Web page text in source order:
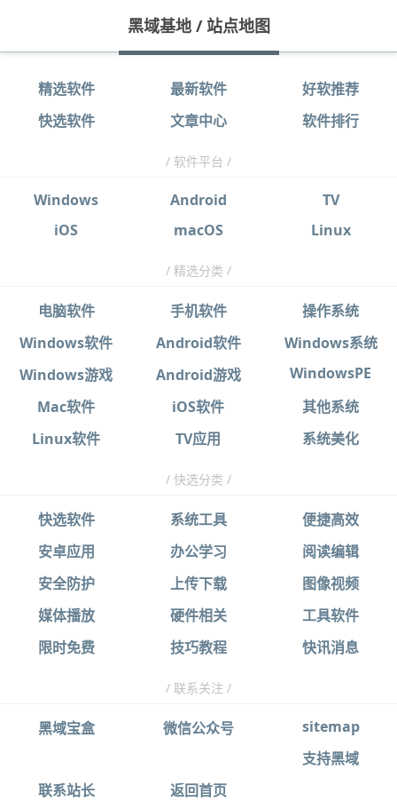
黑域基地/ 站点地图
精选软件 最新软件
好软推荐
快选软件
文章中心 软件排行
/ 软件平台 /
Windows Android
TV
iOS
macOS Linux
/ 精选分类 /
电脑软件 手机软件
操作系统
Windows软件
Android软件
Windows系统
Windows游戏
Android游戏
WindowsPE
Mac软件
iOS软件
其他系统
Linux软件
TV应用 系统美化
/ 快选分类 /
快选软件 系统工具
便捷高效
安卓应用
办公学习
阅读编辑
安全防护
上传下载
图像视频
媒体播放
硬件相关
工具软件
限时免费
技巧教程 快讯消息
/ 联系关注 /
黑域宝盒 微信公众号
sitemap
支持黑域
联系站长
返回首页